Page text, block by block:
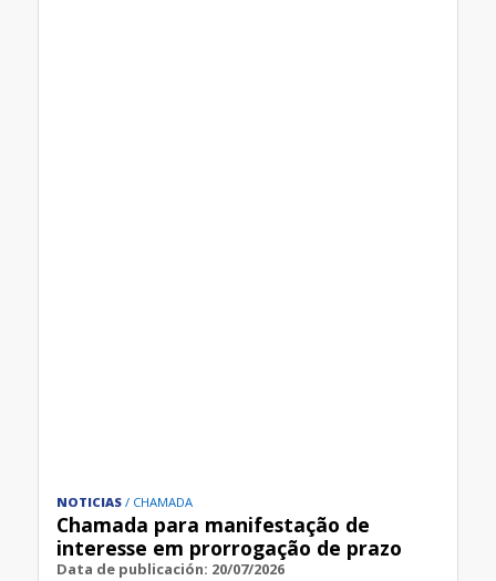
NOTICIAS CHAMADA
Chamada para manifestação de
interesse em prorrogação de prazo
Data de publicación: 20/07/2026